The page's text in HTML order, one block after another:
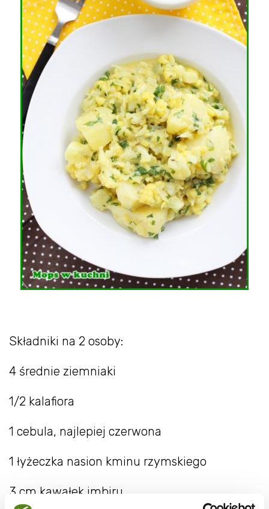
Składniki na 2 osoby:
4 średnie ziemniaki
1/2 kalafiora
1 cebula, najlepiej czerwona
1 łyżeczka nasion kminu rzymskiego
3 cm kawałek imbiru